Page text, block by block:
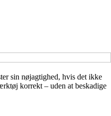
sin nøjagtighed, hvis det ikke
korrekt – uden at beskadige